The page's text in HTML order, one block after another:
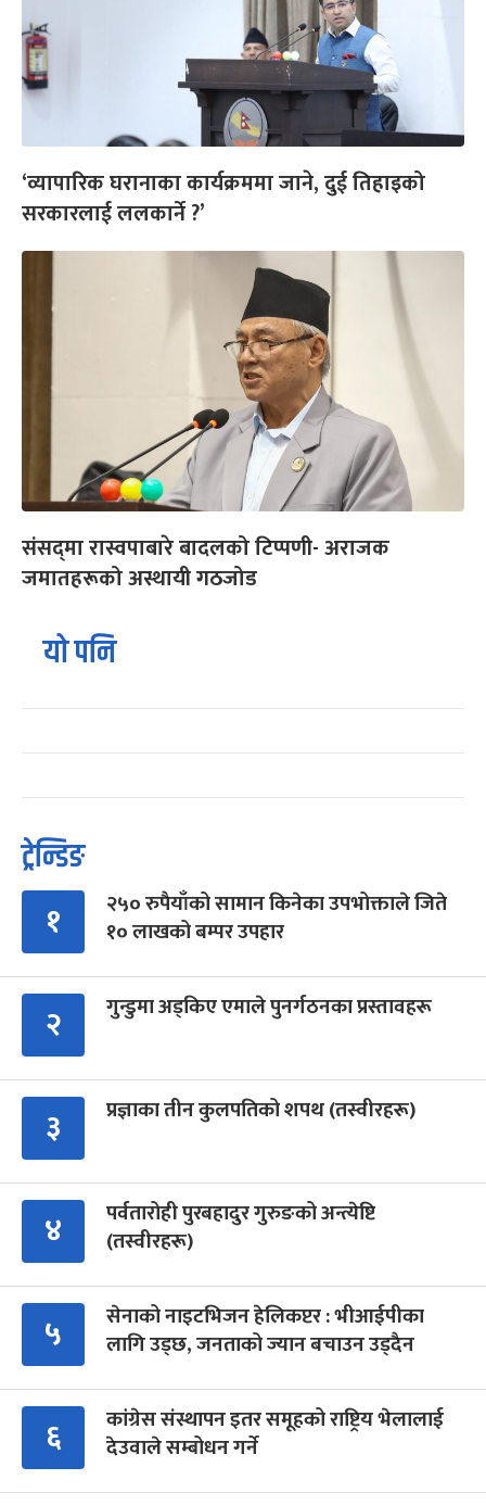
‘व्यापारिक घरानाका कार्यक्रममा जाने, दुई तिहाइको
सरकारलाई ललकार्ने ?’
संसद्‌मा रास्वपाबारे बादलको टिप्पणी- अराजक
जमातहरूको अस्थायी गठजोड
यो पनि
ट्रेन्डिङ
१
२५० रुपैयाँको सामान किनेका उपभोक्ताले जिते
१० लाखको बम्पर उपहार
२ गुन्डुमा अड्किए एमाले पुनर्गठनका प्रस्तावहरू
३ प्रज्ञाका तीन कुलपतिको शपथ (तस्वीरहरू)
४
पर्वतारोही पुरबहादुर गुरुङको अन्त्येष्टि
(तस्वीरहरू)
५
सेनाको नाइटभिजन हेलिकप्टर : भीआईपीका
लागि उड्छ, जनताको ज्यान बचाउन उड्दैन
६
कांग्रेस संस्थापन इतर समूहको राष्ट्रिय भेलालाई
देउवाले सम्बोधन गर्ने